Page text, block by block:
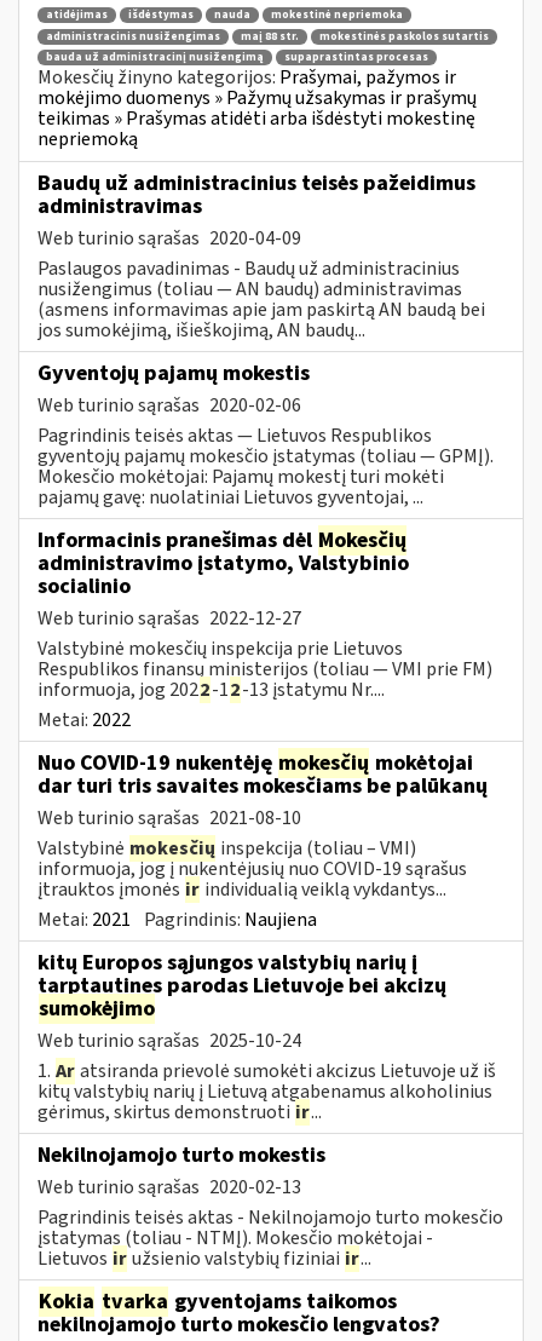
atidėjimas išdėstymas nauda
mokestinė nepriemoka
administracinis nusižengimas
maį 88 str.
mokestinės paskolos sutartis
bauda už administracinį nusižengimą
supaprastintas procesas
Mokesčių žinyno kategorijos: Prašymai, pažymos ir
mokėjimo duomenys » Pažymų užsakymas ir prašymų
teikimas » Prašymas atidėti arba išdėstyti mokestinę
nepriemoką
Baudų už administracinius teisės pažeidimus
administravimas
Web turinio sąrašas 2020-04-09
Paslaugos pavadinimas - Baudų už administracinius
nusižengimus (toliau — AN baudų) administravimas
(asmens informavimas apie jam paskirtą AN baudą bei
jos sumokėjimą, išieškojimą, AN baudų...
Gyventojų pajamų mokestis
Web turinio sąrašas 2020-02-06
Pagrindinis teisės aktas — Lietuvos Respublikos
gyventojų pajamų mokesčio įstatymas (toliau — GPMĮ).
Mokesčio mokėtojai: Pajamų mokestį turi mokėti
pajamų gavę: nuolatiniai Lietuvos gyventojai, ...
Informacinis pranešimas dėl Mokesčių
administravimo įstatymo, Valstybinio
socialinio
Web turinio sąrašas 2022-12-27
Valstybinė mokesčių inspekcija prie Lietuvos
Respublikos finansų ministerijos (toliau — VMI prie FM)
informuoja, jog 2022-12-13 įstatymu Nr....
Metai: 2022
Nuo COVID-19 nukentėję mokesčių mokėtojai
dar turi tris savaites mokesčiams be palūkanų
Web turinio sąrašas 2021-08-10
Valstybinė mokesčių inspekcija (toliau – VMI)
informuoja, jog į nukentėjusių nuo COVID-19 sąrašus
įtrauktos įmonės ir individualią veiklą vykdantys...
Metai: 2021 Pagrindinis: Naujiena
kitų Europos sąjungos valstybių narių į
tarptautines parodas Lietuvoje bei akcizų
sumokėjimo
Web turinio sąrašas 2025-10-24
1. Aratsiranda prievolė sumokėti akcizus Lietuvoje už iš
kitų valstybių narių į Lietuvą atgabenamus alkoholinius
gėrimus, skirtus demonstruoti ir...
Nekilnojamojo turto mokestis
Web turinio sąrašas 2020-02-13
Pagrindinis teisės aktas - Nekilnojamojo turto mokesčio
įstatymas (toliau - NTMĮ). Mokesčio mokėtojai -
Lietuvos iružsienio valstybių fiziniai ir...
Kokia tvarka gyventojams taikomos
nekilnojamojo turto mokesčio lengvatos?